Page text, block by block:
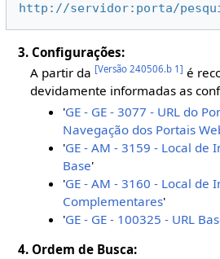
http://servidor:porta/
3. Configurações:
A partir da [Versão 240506.b 1] é
devidamente informadas as
'GE - GE - 3077 - URL do
Navegação dos Portais
'GE - AM - 3159 - Local de
Base'
'GE - AM - 3160 - Local de
Complementares'
'GE - GE - 100325 - URL
4. Ordem de Busca: